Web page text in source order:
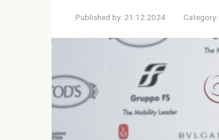
Published by: 21.12.2024 Category: